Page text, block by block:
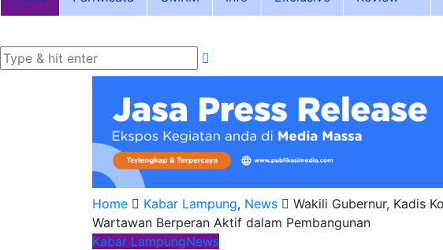
Home Kabar Lampung, News
Wakili Gubernur, Kadis
Wartawan Berperan Aktif dalam Pembangunan
Kabar LampungNews